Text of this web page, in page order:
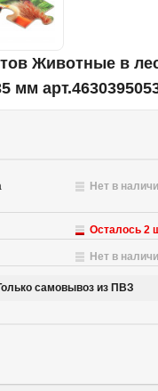
Животные в
мм
Нет в
Осталось 2
Нет в
самовывоз из ПВЗ